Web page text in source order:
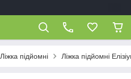
Ліжка підйомні Ліжка підйомні